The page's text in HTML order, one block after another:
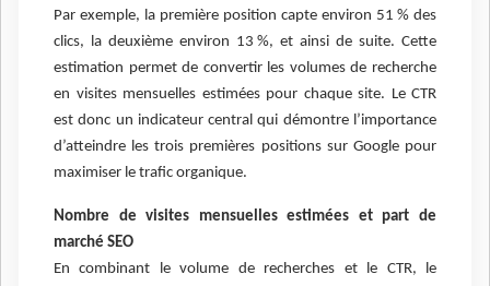
Par exemple, la première position capte environ 51 % des
clics, la deuxième environ 13 %, et ainsi de suite. Cette
estimation permet de convertir les volumes de recherche
en visites mensuelles estimées pour chaque site. Le CTR
est donc un indicateur central qui démontre l’importance
d’atteindre les trois premières positions sur Google pour
maximiser le trafic organique.
Nombre de visites mensuelles estimées et part de
marché SEO
En combinant le volume de recherches et le CTR, le